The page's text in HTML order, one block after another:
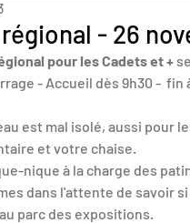
Vitesse
- 26
pour les Cadets et +
- Accueil dès 9h30 -  fin
est mal isolé, aussi pour
et votre chaise.
nique à la charge des
dans l'attente de savoir
parc des expositions.